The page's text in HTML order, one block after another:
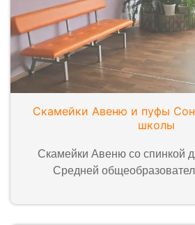
Скамейки Авеню и пуфы
школы
Скамейки Авеню со спинкой
Средней